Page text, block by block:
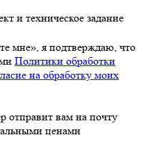
и техническое задание
мне», я подтверждаю, что
Политики обработки
на обработку моих
отправит вам на почту
ценами